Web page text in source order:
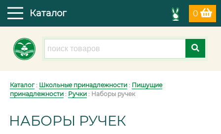
0
Каталог
Каталог: Школьные принадлежности : Пишущие
принадлежности : Ручки : Наборы ручек
НАБОРЫ РУЧЕК